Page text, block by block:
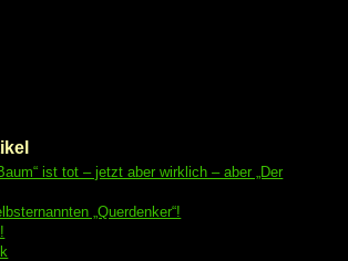
ist tot – jetzt aber wirklich – aber „Der
„Querdenker“!